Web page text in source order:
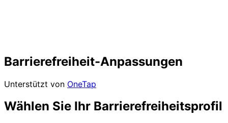
Barrierefreiheit-Anpassungen
Unterstützt von OneTap
Wählen Sie Ihr Barrierefreiheitsprofil